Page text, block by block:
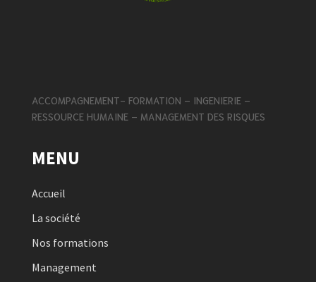
ACCOMPAGNEMENT- FORMATION – INGENIERIE –
RESSOURCE HUMAINE – MANAGEMENT DES RISQUES
MENU
Accueil
La société
Nos formations
Management